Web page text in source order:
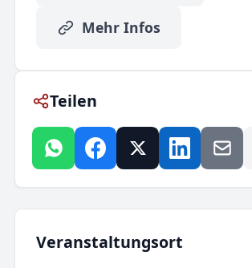
Mehr Infos
Teilen
Veranstaltungsort